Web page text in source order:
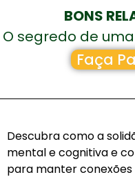
BONS
O segredo de
Faça
Descubra como a
mental e cognitiva e
para manter conexões